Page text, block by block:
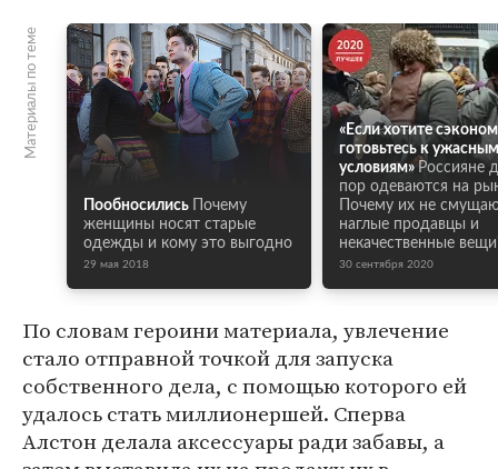
Материалы по теме
Пообносились
Почему
женщины носят старые
одежды и кому это выгодно
29 мая 2018
«Если хотите
готовьтесь к ужасным
условиям» Россияне
пор одеваются на
Почему их не
наглые продавцы и
некачественные
30 сентября 2020
По словам героини материала, увлечение
стало отправной точкой для запуска
собственного дела, с помощью которого ей
удалось стать миллионершей. Сперва
Алстон делала аксессуары ради забавы, а